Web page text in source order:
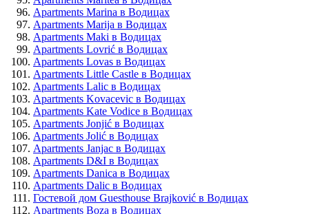
Apartments Marina в Водицах
Apartments Marija в Водицах
Apartments Maki в Водицах
Apartments Lovrić в Водицах
Apartments Lovas в Водицах
Apartments Little Castle в Водицах
Apartments Lalic в Водицах
Apartments Kovacevic в Водицах
Apartments Kate Vodice в Водицах
Apartments Jonjić в Водицах
Apartments Jolić в Водицах
Apartments Janjac в Водицах
Apartments D&I в Водицах
Apartments Danica в Водицах
Apartments Dalic в Водицах
Гостевой дом Guesthouse Brajković в Водицах
Apartments Boza в Водицах